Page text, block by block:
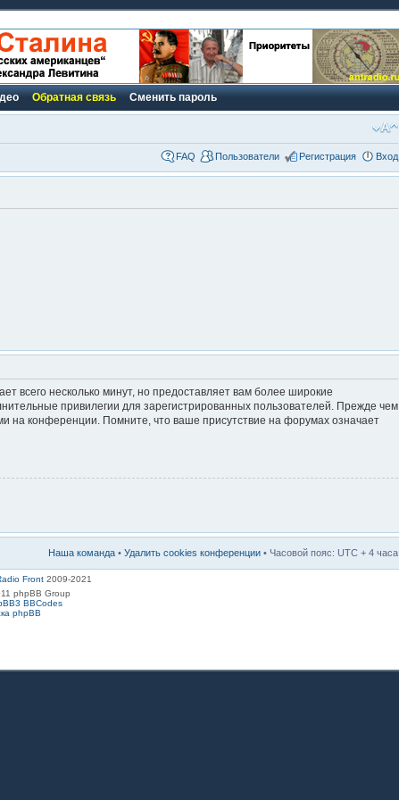
Обратная связь Сменить пароль
FAQ Пользователи Регистрация Вход
всего несколько минут, но предоставляет вам более широкие
привилегии для зарегистрированных пользователей. Прежде чем
на конференции. Помните, что ваше присутствие на форумах означает
Наша команда • Удалить cookies конференции • Часовой пояс: UTC + 4 часа
Front 2009-2021
phpBB Group
BBCodes
phpBB